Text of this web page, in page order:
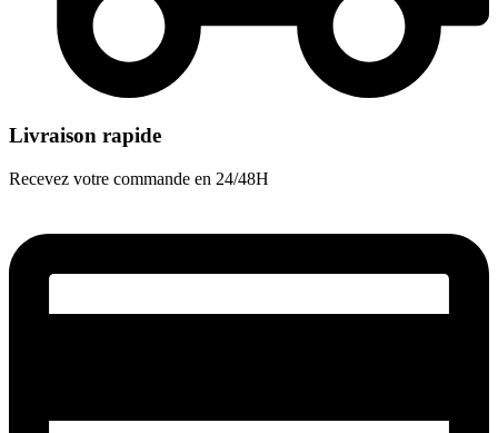
Livraison rapide
Recevez votre commande en 24/48H